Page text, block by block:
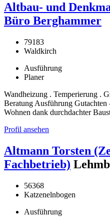
Altbau- und
Büro Berghammer
79183
Waldkirch
Ausführung
Planer
Wandheizung . Temperierung .
Beratung Ausführung Gutachten
Wohnen dank durchdachter
Profil ansehen
Altmann Torsten
Fachbetrieb)
56368
Katzenelnbogen
Ausführung